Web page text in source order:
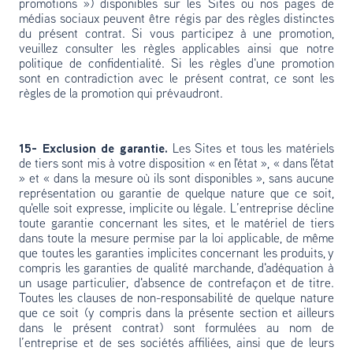
promotions ») disponibles sur les Sites ou nos pages de
médias sociaux peuvent être régis par des règles distinctes
du présent contrat. Si vous participez à une promotion,
veuillez consulter les règles applicables ainsi que notre
politique de confidentialité. Si les règles d'une promotion
sont en contradiction avec le présent contrat, ce sont les
règles de la promotion qui prévaudront.
15- Exclusion de garantie. Les Sites et tous les matériels
de tiers sont mis à votre disposition « en l'état », « dans l'état
» et « dans la mesure où ils sont disponibles », sans aucune
représentation ou garantie de quelque nature que ce soit,
qu'elle soit expresse, implicite ou légale. L’entreprise décline
toute garantie concernant les sites, et le matériel de tiers
dans toute la mesure permise par la loi applicable, de même
que toutes les garanties implicites concernant les produits, y
compris les garanties de qualité marchande, d'adéquation à
un usage particulier, d'absence de contrefaçon et de titre.
Toutes les clauses de non-responsabilité de quelque nature
que ce soit (y compris dans la présente section et ailleurs
dans le présent contrat) sont formulées au nom de
l’entreprise et de ses sociétés affiliées, ainsi que de leurs